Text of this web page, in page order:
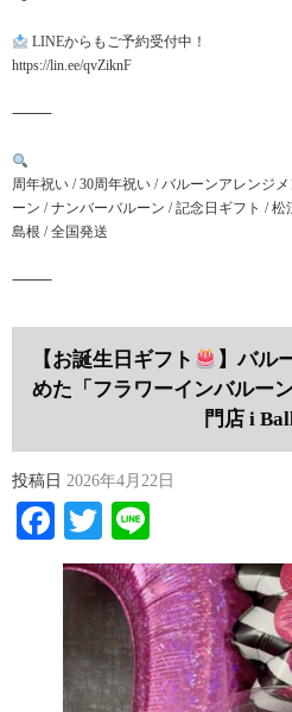
LINEからもご予約受付中！
https://lin.ee/qvZiknF
⸻
周年祝い / 30周年祝い / バルーンアレンジ
ーン / ナンバーバルーン / 記念日ギフト / 松
島根 / 全国発送
⸻
【お誕生日ギフト
】バル
めた「フラワーインバルー
門店 i
投稿日 2026年4月22日
Facebook
Twitter